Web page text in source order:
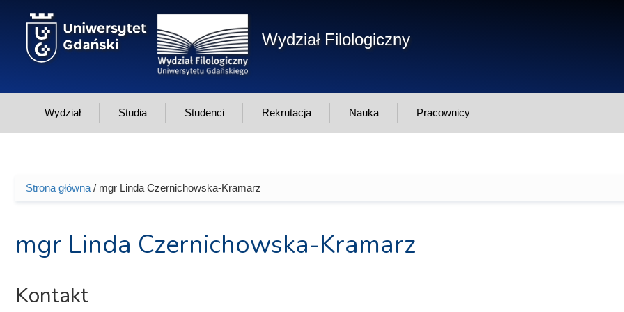
Wydział Filologiczny
Wydział Studia Studenci Rekrutacja Nauka Pracownicy
Jesteś tutaj
Strona główna / mgr Linda Czernichowska-Kramarz
mgr Linda Czernichowska-Kramarz
Kontakt